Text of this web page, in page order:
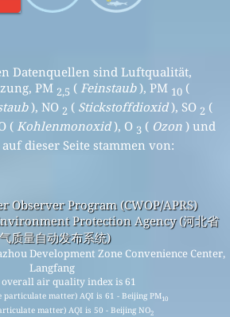
Datenquellen sind Luftqualität,
PM 2,5 ( Feinstaub), PM 10(
), NO 2 ( Stickstoffdioxid), SO 2 (
( Kohlenmonoxid), O 3 ( Ozon) und
dieser Seite stammen von:
Observer Program (CWOP/APRS)
Protection Agency (河北省
质量自动发布系统)
Development Zone Convenience Center,
Langfang
air quality index is 61
particulate matter) AQI is 61 - Beijing PM10
matter) AQI is 50 - Beijing NO2